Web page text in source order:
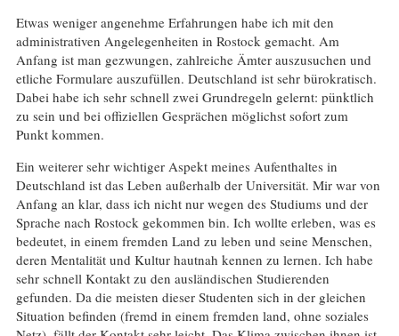
Etwas weniger angenehme Erfahrungen habe ich mit den
administrativen Angelegenheiten in Rostock gemacht. Am
Anfang ist man gezwungen, zahlreiche Ämter auszusuchen und
etliche Formulare auszufüllen. Deutschland ist sehr bürokratisch.
Dabei habe ich sehr schnell zwei Grundregeln gelernt: pünktlich
zu sein und bei offiziellen Gesprächen möglichst sofort zum
Punkt kommen.
Ein weiterer sehr wichtiger Aspekt meines Aufenthaltes in
Deutschland ist das Leben außerhalb der Universität. Mir war von
Anfang an klar, dass ich nicht nur wegen des Studiums und der
Sprache nach Rostock gekommen bin. Ich wollte erleben, was es
bedeutet, in einem fremden Land zu leben und seine Menschen,
deren Mentalität und Kultur hautnah kennen zu lernen. Ich habe
sehr schnell Kontakt zu den ausländischen Studierenden
gefunden. Da die meisten dieser Studenten sich in der gleichen
Situation befinden (fremd in einem fremden land, ohne soziales